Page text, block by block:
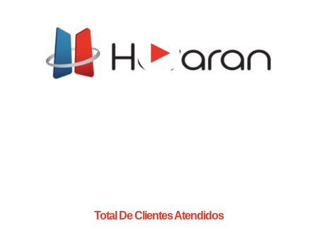
Total De Clientes Atendidos